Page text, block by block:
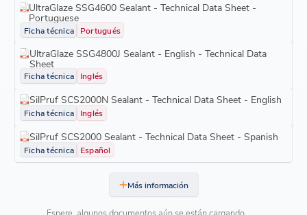
UltraGlaze SSG4600 Sealant - Technical Data Sheet -
Portuguese
Ficha técnica Portugués
UltraGlaze SSG4800J Sealant - English - Technical Data
Sheet
Ficha técnica Inglés
SilPruf SCS2000N Sealant - Technical Data Sheet - English
Ficha técnica Inglés
SilPruf SCS2000 Sealant - Technical Data Sheet - Spanish
Ficha técnica Español
Más información
Espere, algunos documentos aún se están cargando